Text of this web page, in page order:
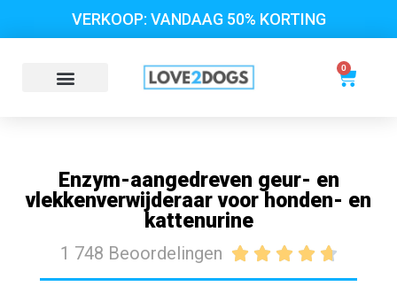
VERKOOP: VANDAAG 50% KORTING
0
Enzym-aangedreven geur- en
vlekkenverwijderaar voor honden- en
kattenurine
1 748 Beoordelingen     